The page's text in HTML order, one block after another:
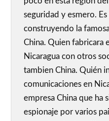
seguridad y esmero.
construyendo la
China. Quien fabricara
Nicaragua con otros
tambien China. Quién
comunicaciones en
empresa China que ha
espionaje por varios